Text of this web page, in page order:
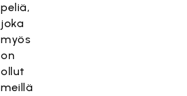
peliä,
joka
myös
on
ollut
meillä